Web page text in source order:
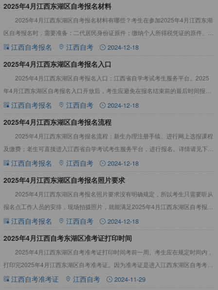
2025年4月江西东湖区自考报名材料
2025年4月江西东湖区自考报名材料有哪些？考生在参加2025年4月江西东湖
区自考报名时，需要准备：二代居民身份证原件；缴纳个人所得税凭证的原件、复
印件等材料。详情请见下文：江西自考专业考试资料大全，
江西自考报名 江西自考 2024-12-18
​2025年4月江西东湖区自考报名入口
2025年4月江西东湖区自考报名入口：江西省自学考试考生服务平台。2025
年4月江西东湖区自考报名入口开放后，考生应避免在报名结束前的最后时间报考
课程和缴费。详情如下：2025年4月江西东湖区自考报名
江西自考报名 江西自考 2024-12-18
2025年4月江西东湖区自考报名流程
2025年4月江西东湖区自考报名流程：新生办理注册手续、进行网上选报课程
及缴费；老生可直接进入江西省自学考试考生服务平台，进行报名。详情请见下
文：江西自考专业考试资料大全，辅助备考2025年4月江西东
江西自考报名 江西自考 2024-12-18
​2025年4月江西东湖区自考报名照片要求
2025年4月江西东湖区自考报名照片要求没有明确规定，所以考生只需要听从
报名点工作人员的安排，现场拍摄照片，就能满足2025年4月江西东湖区自考报名
照片要求。详情如下：2025年4月江西东湖区自考报名
江西自考报名 江西自考 2024-12-18
​2025年4月江西自考东湖区准考证打印时间
2025年4月江西东湖区自考准考证打印时间考前一周。考生应在规定时间内，
打印完2025年4月江西东湖区自考准考证。因为准考证是进入江西东湖区自考考场
的凭证之一。详情如下：2025年4月江西自考东湖区准
江西自考准考证 江西自考 2024-11-29